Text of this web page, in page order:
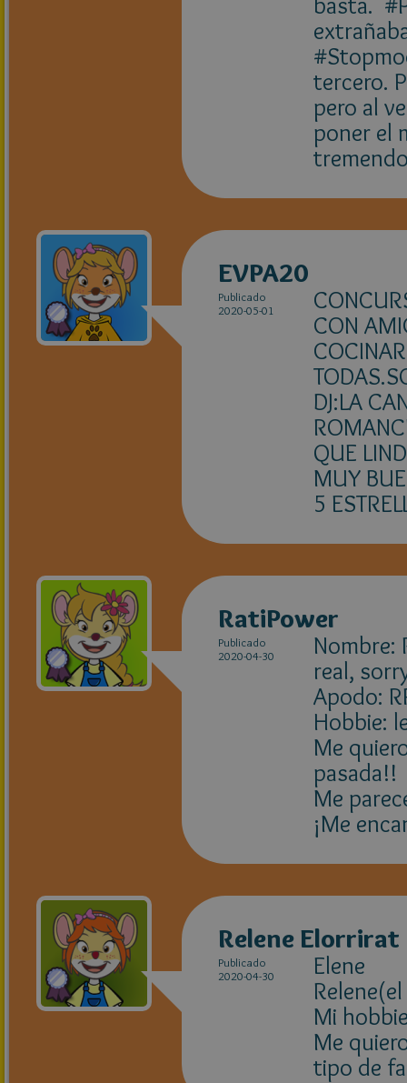
tercero.
pero al
poner el
EVPA20
Publicado
2020-05-01
CON
DJ:LA
QUE
MUY
5
RatiPower
Publicado
2020-04-30
Nombre:
real,
Apodo:
Hobbie:
Me
pasada!!
Me
¡Me
Relene Elorrirat
Publicado
2020-04-30
Elene
Mi
Me
tipo de